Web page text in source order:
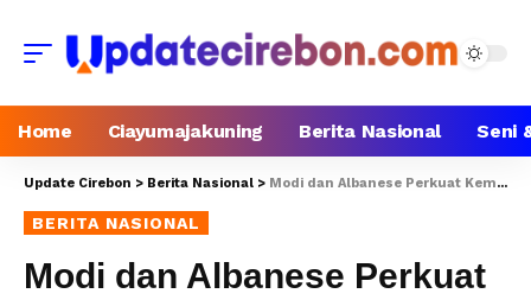
Home Ciayumajakuning Berita Nasional Seni
Update Cirebon > Berita Nasional > Modi dan Albanese Perkuat Kemitraan Strategis India–Australia
BERITA NASIONAL
Modi dan Albanese Perkuat